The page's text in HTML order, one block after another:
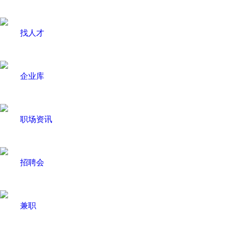
找人才
企业库
职场资讯
招聘会
兼职